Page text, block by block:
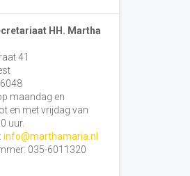
HH. Martha
41
maandag en
en met vrijdag van
uur.
info@marthamaria.nl
035-6011320